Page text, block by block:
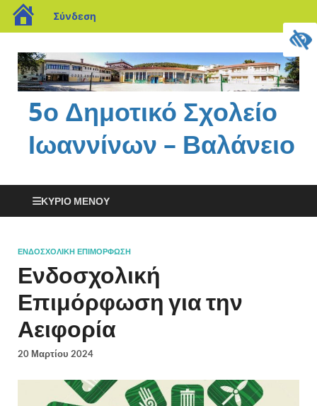
Σύνδεση
5ο Δημοτικό Σχολείο
Ιωαννίνων – Βαλάνειο
ΚΎΡΙΟ ΜΕΝΟΎ
ΕΝΔΟΣΧΟΛΙΚΉ ΕΠΙΜΌΡΦΩΣΗ
Ενδοσχολική
Επιμόρφωση για την
Αειφορία
20 Μαρτίου 2024